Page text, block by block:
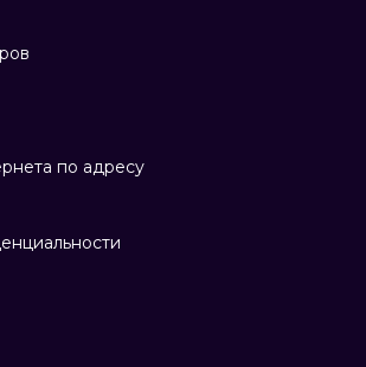
по адресу